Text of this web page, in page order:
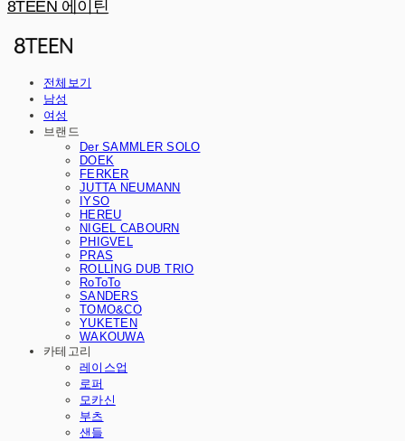
8TEEN 에이틴
전체보기
남성
여성
브랜드
Der SAMMLER SOLO
DOEK
FERKER
JUTTA NEUMANN
IYSO
HEREU
NIGEL CABOURN
PHIGVEL
PRAS
ROLLING DUB TRIO
RoToTo
SANDERS
TOMO&CO
YUKETEN
WAKOUWA
카테고리
레이스업
로퍼
모카신
부츠
샌들